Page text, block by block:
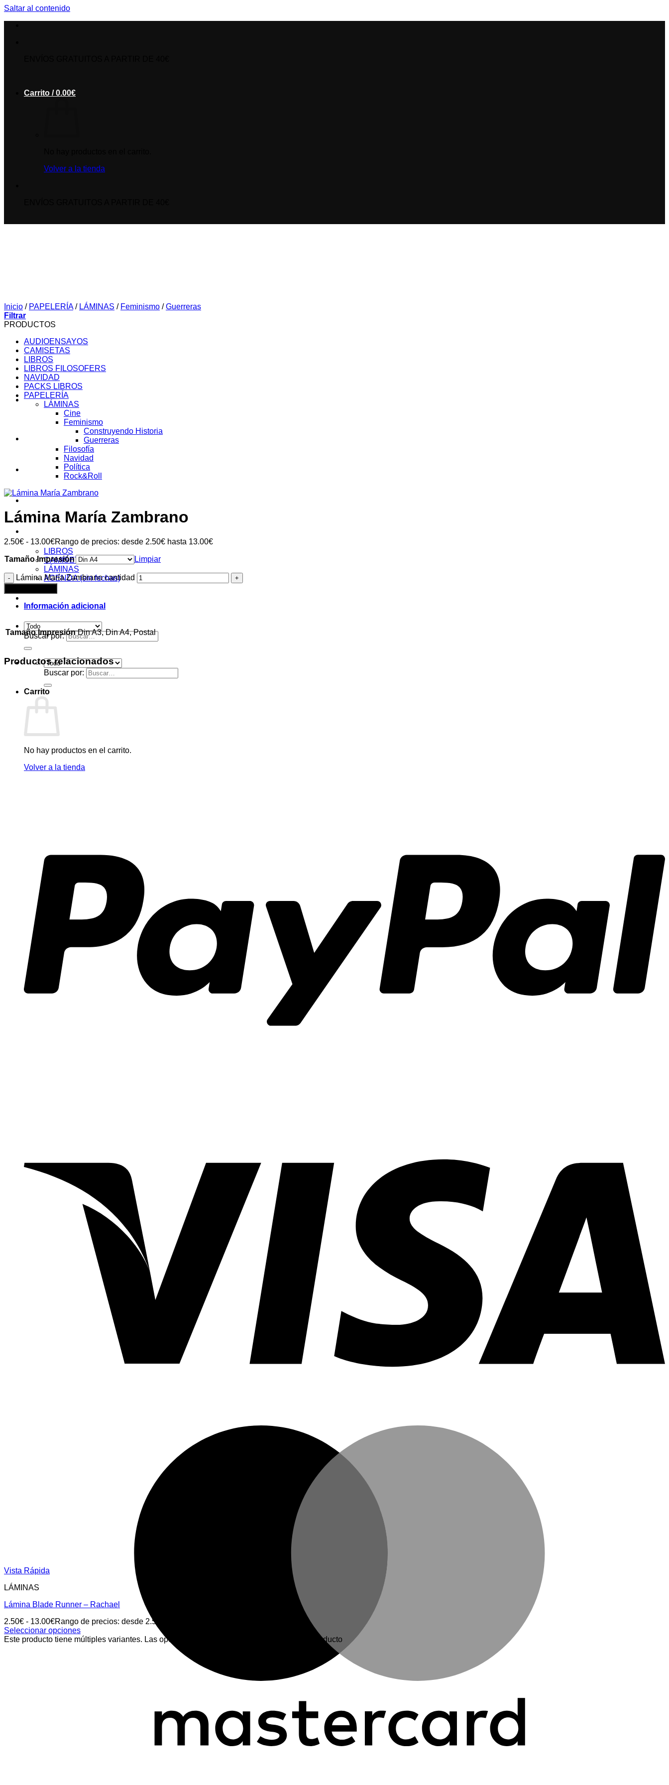
Saltar al contenido
Carrito /0.00€
Volver a la tienda
AUDIOENSAYOS
LIBROS
CAMISETAS
LÁMINAS
AGENDA (sin fechas)
Buscar por:
Buscar por:
Carrito
No hay productos en el carrito.
Volver a la tienda
Inicio / PAPELERÍA / LÁMINAS / Feminismo / Guerreras
Filtrar
PRODUCTOS
AUDIOENSAYOS
CAMISETAS
LIBROS
LIBROS FILOSOFERS
NAVIDAD
PACKS LIBROS
PAPELERÍA
LÁMINAS
Cine
Feminismo
Construyendo Historia
Guerreras
Filosofía
Navidad
Política
Rock&Roll
Lámina María Zambrano
2.50€ - 13.00€Rango de precios: desde 2.50€ hasta 13.00€
Tamaño Impresión Limpiar
Lámina María Zambrano cantidad
Información adicional
Tamaño Impresión Din A3, Din A4, Postal
Productos relacionados
Vista Rápida
LÁMINAS
Lámina Blade Runner – Rachael
2.50€ - 13.00€Rango de precios: desde 2.50€ hasta 13.00€
Seleccionar opciones
Este producto tiene múltiples variantes. Las opciones se pueden elegir en la página de producto